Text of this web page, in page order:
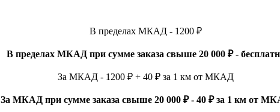
В пределах МКАД - 1200 ₽
В пределах МКАД при сумме заказа свыше 20 000 ₽ -
За МКАД - 1200 ₽ + 40 ₽ за 1 км от МКАД
За МКАД при сумме заказа свыше 20 000 ₽ - 40 ₽ за 1 км от